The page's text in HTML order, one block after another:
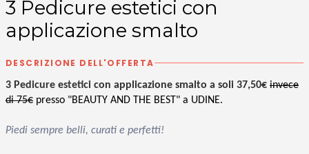
3 Pedicure estetici con
applicazione smalto
DESCRIZIONE DELL'OFFERTA
3 Pedicure estetici con applicazione smalto a soli 37,50€ invece
di 75€ presso "BEAUTY AND THE BEST" a UDINE.
Piedi sempre belli, curati e perfetti!